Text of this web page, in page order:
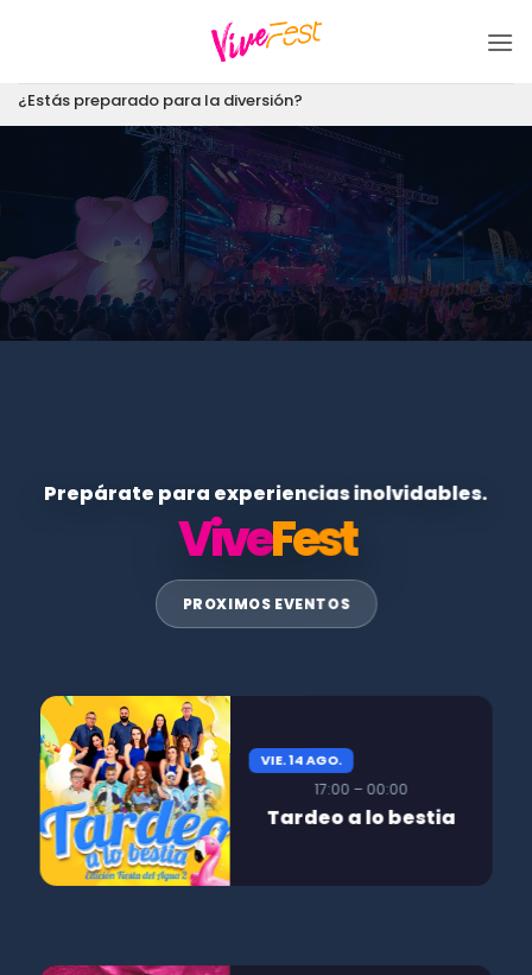
¿Estás preparado para la diversión?
Prepárate para experiencias inolvidables.
ViveFest
PROXIMOS EVENTOS
VIE. 14 AGO.
17:00 – 00:00
Tardeo a lo bestia